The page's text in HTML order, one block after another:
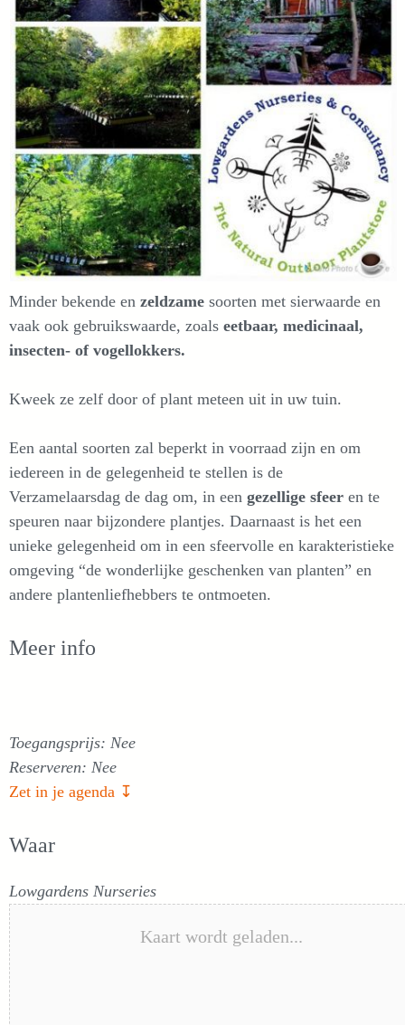
Minder bekende en zeldzame soorten met sierwaarde en
vaak ook gebruikswaarde, zoals eetbaar, medicinaal,
insecten- of vogellokkers.
Kweek ze zelf door of plant meteen uit in uw tuin.
Een aantal soorten zal beperkt in voorraad zijn en om
iedereen in de gelegenheid te stellen is de
Verzamelaarsdag de dag om, in een gezellige sfeer en te
speuren naar bijzondere plantjes. Daarnaast is het een
unieke gelegenheid om in een sfeervolle en karakteristieke
omgeving “de wonderlijke geschenken van planten” en
andere plantenliefhebbers te ontmoeten.
Meer info
Toegangsprijs: Nee
Reserveren: Nee
Zet in je agenda ↧
Waar
Lowgardens Nurseries
Kaart wordt geladen...